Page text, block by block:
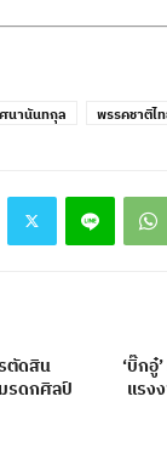
นานันทกุล พรรคชาติไ
ตัดสิน
รดกศิลป์
‘บิ๊กอู๋
แรง